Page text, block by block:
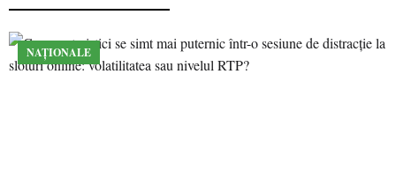
NAȚIONALE